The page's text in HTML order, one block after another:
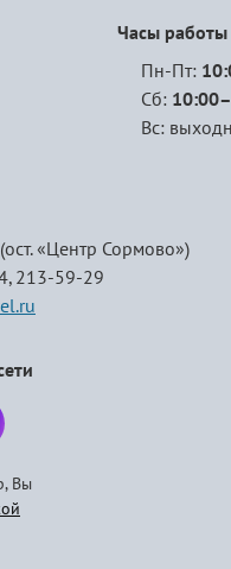
Часы работы
Пн-Пт:
Сб:
Вс:
«Центр Сормово»)
213-59-29
Вы